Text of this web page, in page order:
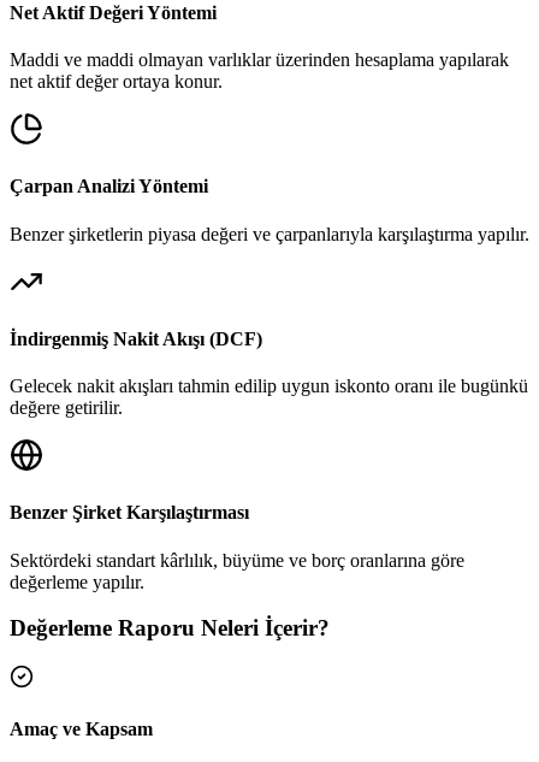
Net Aktif Değeri Yöntemi
Maddi ve maddi olmayan varlıklar üzerinden hesaplama yapılarak
net aktif değer ortaya konur.
Çarpan Analizi Yöntemi
Benzer şirketlerin piyasa değeri ve çarpanlarıyla karşılaştırma yapılır.
İndirgenmiş Nakit Akışı (DCF)
Gelecek nakit akışları tahmin edilip uygun iskonto oranı ile bugünkü
değere getirilir.
Benzer Şirket Karşılaştırması
Sektördeki standart kârlılık, büyüme ve borç oranlarına göre
değerleme yapılır.
Değerleme Raporu Neleri İçerir?
Amaç ve Kapsam